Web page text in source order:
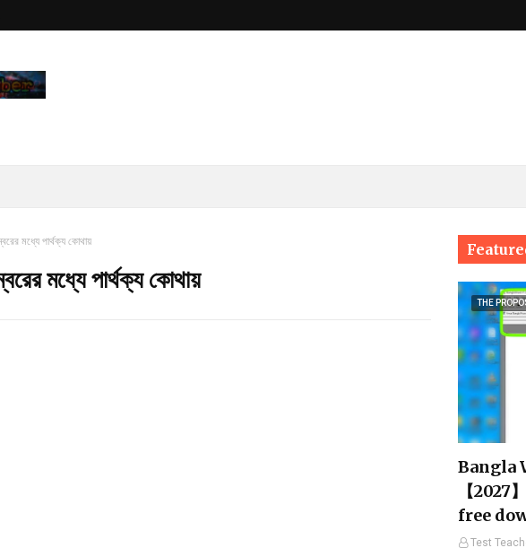
মধ্যে পার্থক্য কোথায়
মধ্যে পার্থক্য কোথায়
THE
Bangla
【
free
Test